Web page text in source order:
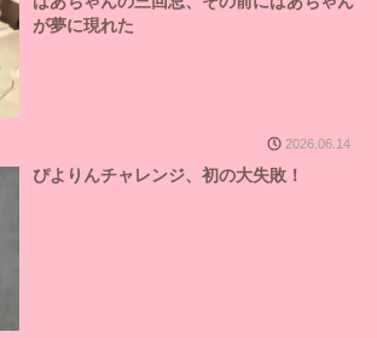
が夢に現れた
2026.06.14
ぴよりんチャレンジ、初の大失敗！